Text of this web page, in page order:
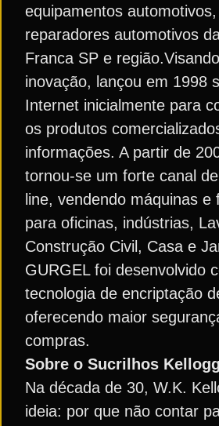
equipamentos
reparadores automotivos
Franca SP e
inovação, lançou em 1998
Internet inicialmente para
os produtos
informações. A partir de
tornou-se um forte canal
line, vendendo máquinas e
para oficinas, indústrias,
Construção Civil, Casa e
GURGEL foi desenvolvido
tecnologia de encriptação
oferecendo maior
compras.
Sobre o Sucrilhos
Na década de 30, W.K.
ideia: por que não contar